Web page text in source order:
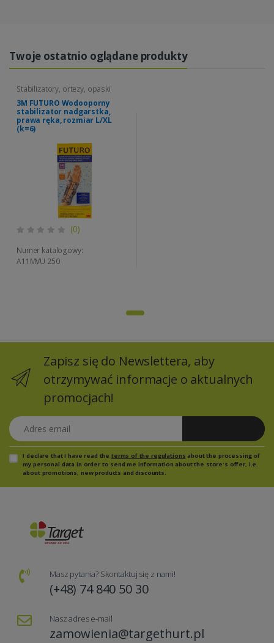
Twoje ostatnio oglądane produkty
Stabilizatory, ortezy, opaski
3M FUTURO Wodooporny
stabilizator nadgarstka,
prawa ręka, rozmiar L/XL
(k=6)
(0)
Numer katalogowy:
A11MVU 250
Zapisz się do Newslettera, aby
otrzymywać informacje o aktualnych
promocjach!
Adres email
I declare that I have read the terms of the regulations about the processing of
my personal data in order to send me information about the store's offer, i.e.
about promotions, new products and discounts.
Masz pytania? Skontaktuj się z nami!
(+48) 74 840 50 30
Nasz adres e-mail
zamowienia@targethurt.pl